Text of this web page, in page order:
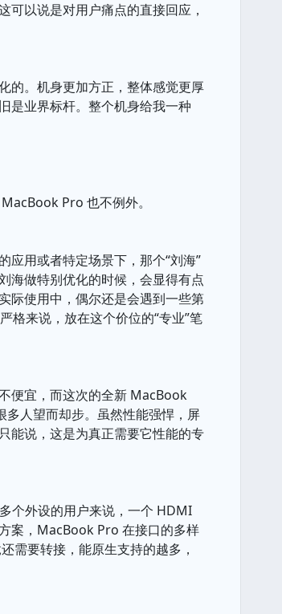
以说是对用户痛点的直接回应，
的。机身更加方正，整体感觉更厚
是业界标杆。整个机身给我一种
Pro 也不例外。
应用或者特定场景下，那个“刘海”
海做特别优化的时候，会显得有点
际使用中，偶尔还是会遇到一些第
格来说，放在这个价位的“专业”笔
便宜，而这次的全新 MacBook
人望而却步。虽然性能强悍，屏
能说，这是为真正需要它性能的专
个外设的用户来说，一个 HDMI
案，MacBook Pro 在接口的多样
需要转接，能原生支持的越多，